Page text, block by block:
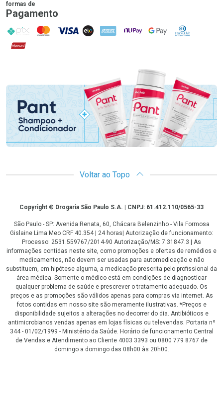
formas de
Pagamento
PIX MasterCard
VISA ELO AMEX NuPay Google PayDiners Club
Hipercard
Promoção em Destaque
Voltar ao Topo
CopyrightCopyright © Drogaria São Paulo S.A. | CNPJ: 61.412.110/0565-33
São Paulo - SP: Avenida Renata, 60, Chácara Belenzinho - Vila Formosa
Gislaine Lima Meo CRF 40.354 | 24 horas| Autorização de funcionamento:
Processo: 2531.559767/2014-90 Autorização/MS: 7.31847.3 | As
informações contidas neste site, como promoções e ofertas de remédios e
medicamentos, não devem ser usadas para automedicação e não
substituem, em hipótese alguma, a medicação prescrita pelo profissional da
área médica. Somente o médico está em condições de diagnosticar
qualquer problema de saúde e prescrever o tratamento adequado. Os
preços e as promoções são válidos apenas para compras via internet. As
fotos contidas em nosso site são meramente ilustrativas. *Preços e
disponibilidade sujeitos a alterações no decorrer do dia. Antibióticos e
antimicrobianos vendas apenas em lojas físicas ou televendas. Portaria nº
344 - 01/02/1999 - Ministério da Saúde. Horário de funcionamento Central
de Vendas e Atendimento ao Cliente 4003 3393 ou 0800 779 8767 de
domingo a domingo das 08h00 às 20h00.